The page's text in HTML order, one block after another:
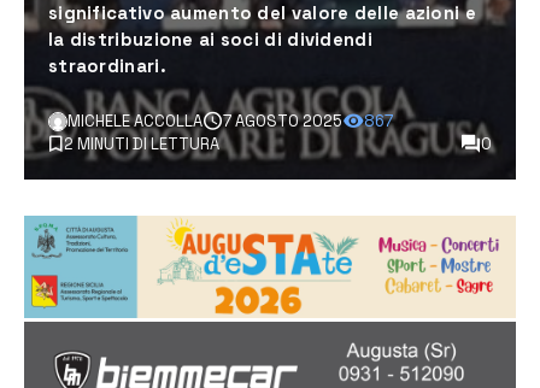
significativo aumento del valore delle azioni e
la distribuzione ai soci di dividendi
straordinari.
MICHELE ACCOLLA 7 AGOSTO 2025
867
2 MINUTI DI LETTURA
0